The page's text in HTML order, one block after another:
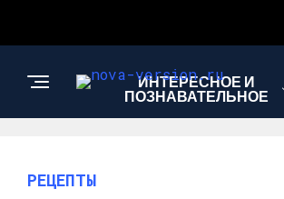
ИНТЕРЕСНОЕ И
ПОЗНАВАТЕЛЬНОЕ
РЕЦЕПТЫ